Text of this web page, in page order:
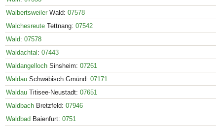
Walbertsweiler Wald: 07578
Walchesreute Tettnang: 07542
Wald: 07578
Waldachtal : 07443
Waldangelloch Sinsheim: 07261
Waldau Schwäbisch Gmünd: 07171
Waldau Titisee-Neustadt: 07651
Waldbach Bretzfeld: 07946
Waldbad Baienfurt: 0751